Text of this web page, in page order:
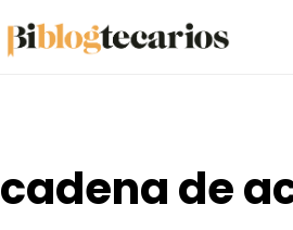
cadena de